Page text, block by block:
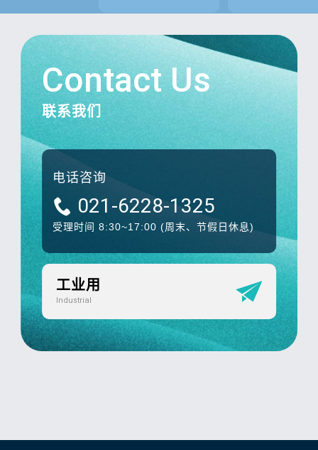
Contact Us
联系我们
电话咨询
021-6228-1325
受理时间 8:30~17:00 (周末、节假日休息)
工业用
Industrial